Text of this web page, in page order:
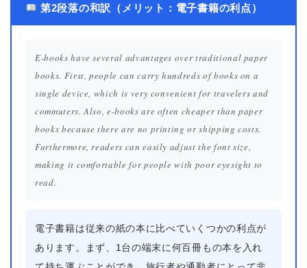
第2段落の和訳（メリット：電子書籍の利点）
E-books have several advantages over traditional paper
books. First, people can carry hundreds of books on a
single device, which is very convenient for travelers and
commuters. Also, e-books are often cheaper than paper
books because there are no printing or shipping costs.
Furthermore, readers can easily adjust the font size,
making it comfortable for people with poor eyesight to
read.
電子書籍は従来の紙の本に比べていくつかの利点が
あります。まず、1台の端末に何百冊もの本を入れ